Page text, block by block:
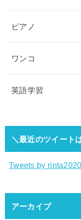
ピアノ
ワンコ
英語学習
＼最近のツイート
Tweets by
アーカイブ